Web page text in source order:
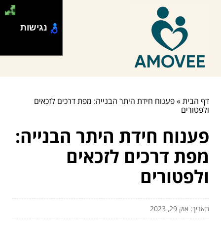
דף הבית»פענוח חידת היתר הבנייה: מפת דרכים לזכאים
ולפטורים
פענוח חידת היתר הבנייה:
מפת דרכים לזכאים
ולפטורים
תאריך: אוק 29, 2023
נגישות